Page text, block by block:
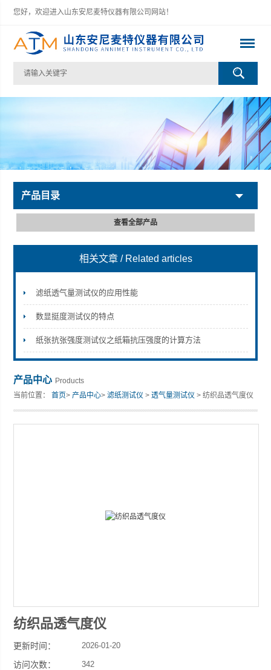
您好，欢迎进入山东安尼麦特仪器有限公司网站！
山东安尼麦特仪器有限公司
产品目录
查看全部产品
相关文章 / Related articles
滤纸透气量测试仪的应用性能
数显挺度测试仪的特点
纸张抗张强度测试仪之纸箱抗压强度的计算方法
产品中心 Products
当前位置：首页>产品中心>滤纸测试仪 >透气量测试仪 > 纺织品透气度仪
纺织品透气度仪
更新时间： 2026-01-20
访问次数： 342